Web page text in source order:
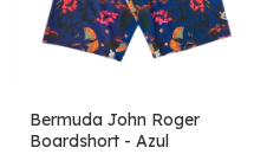
Bermuda John Roger
Boardshort - Azul